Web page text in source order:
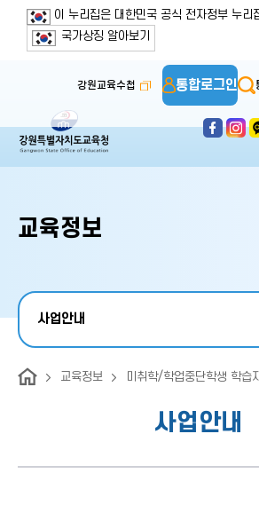
본문 바로가기
주메뉴 바로가기
보조메뉴 바로가기
푸터 바로가기
이 누리집은 대한민국 공식 전자정부 누리
국가상징 알아보기
강원교육수첩 통합로그인
교육정보
사업안내
교육정보 미취학/학업중단학생 학습
사업안내